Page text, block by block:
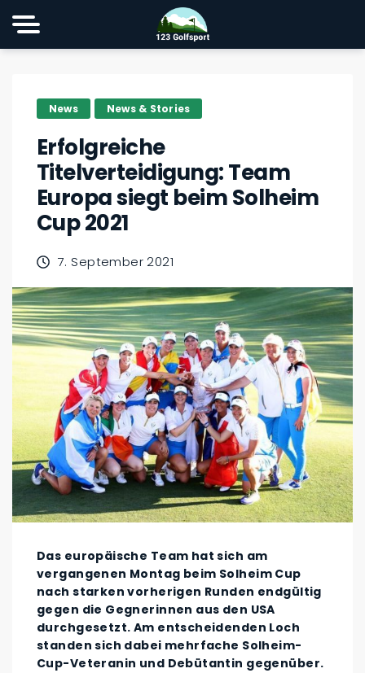
News News & Stories
Erfolgreiche
Titelverteidigung: Team
Europa siegt beim Solheim
Cup 2021
7. September 2021
Das europäische Team hat sich am
vergangenen Montag beim Solheim Cup
nach starken vorherigen Runden endgültig
gegen die Gegnerinnen aus den USA
durchgesetzt. Am entscheidenden Loch
standen sich dabei mehrfache Solheim-
Cup-Veteranin und Debütantin gegenüber.